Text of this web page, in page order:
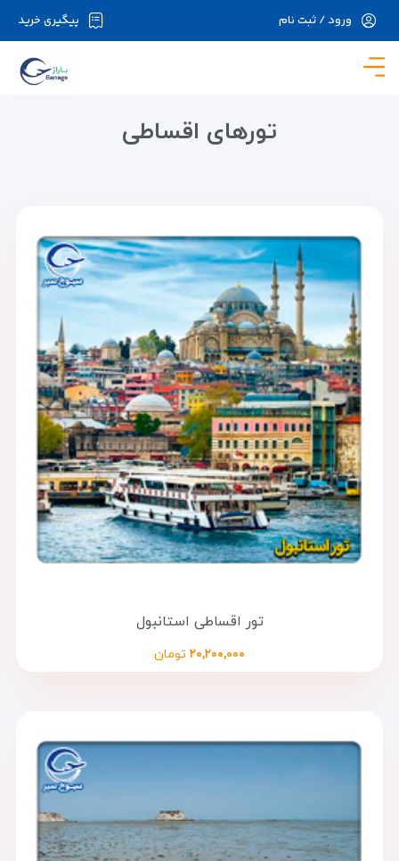
در حال حاضر ارتباط با سرور قطع می باشد لطفا
پیگیری خرید ورود / ثبت نام
تورهای اقساطی
تور اقساطی استانبول
۲۰,۲۰۰,۰۰۰ تومان